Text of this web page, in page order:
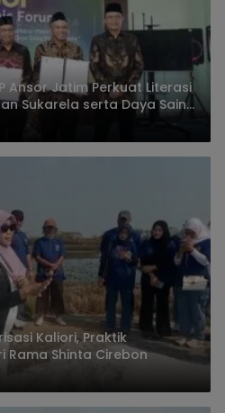
Ansor Jatim Perkuat Literasi
Sukarela serta Daya Saing
Kaliori, Praktik
Rama Shinta Cirebon